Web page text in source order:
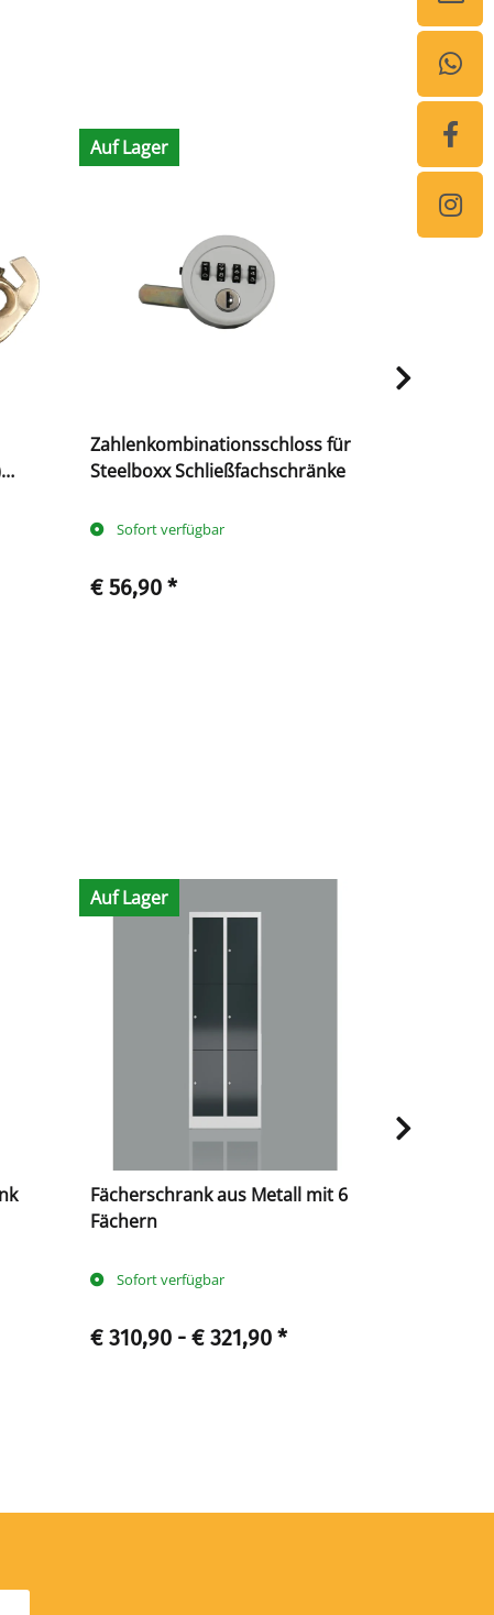
Auf Lager
Zahlenkombinationsschloss für
Steelboxx Schließfachschränke
Sofort verfügbar
€ 56,90 *
Auf Lager
Auf Lager
Fächerschrank aus Metall mit 6
Fächern
Sofort verfügbar
€ 310,90 - € 321,90 *